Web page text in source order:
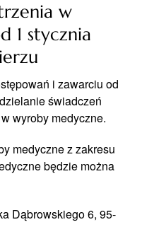
w
1 stycznia
i zawarciu od
świadczeń
wyroby medyczne.
medyczne z zakresu
będzie można
Dąbrowskiego 6, 95-